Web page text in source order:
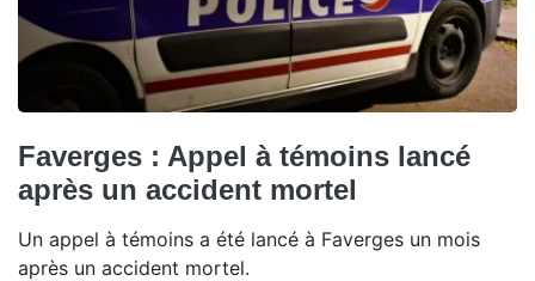
Faverges : Appel à témoins lancé
après un accident mortel
Un appel à témoins a été lancé à Faverges un mois
après un accident mortel.